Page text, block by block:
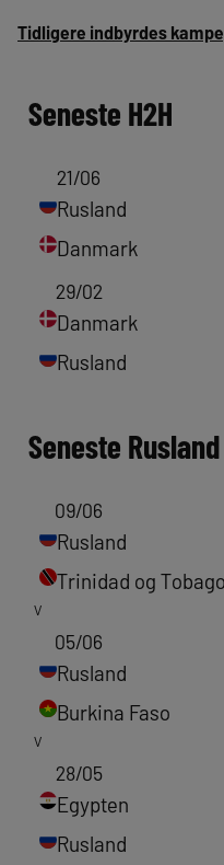
Tidligere indbyrdes
Seneste H2H
21/06
Rusland
Danmark
29/02
Danmark
Rusland
Seneste Rusland
09/06
Rusland
Trinidad og Tobago
V
05/06
Rusland
Burkina Faso
V
28/05
Egypten
Rusland